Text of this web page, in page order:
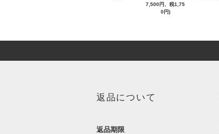
7,500円、税1,75
0円)
返品について
返品期限